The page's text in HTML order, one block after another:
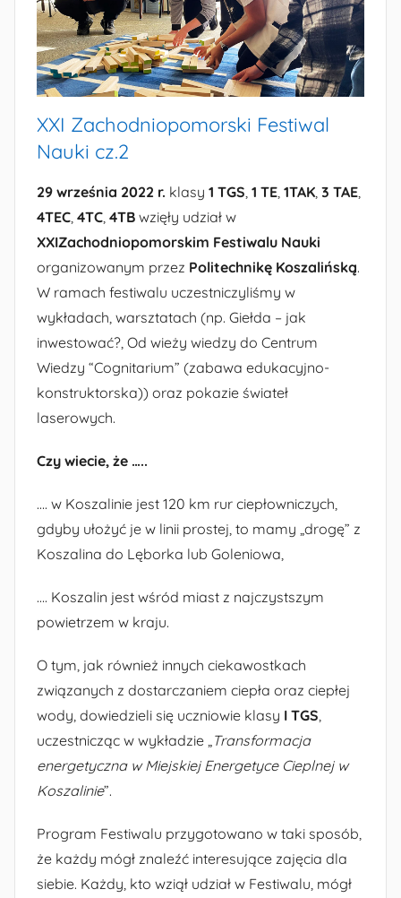
XXI Zachodniopomorski Festiwal
Nauki cz.2
29 września 2022 r. klasy 1 TGS 1 TE 1TAK 3 TAE
4TEC 4TC 4TB wzięły udział w
XXIZachodniopomorskim Festiwalu Nauki
organizowanym przez Politechnikę Koszalińską.
W ramach festiwalu uczestniczyliśmy w
wykładach, warsztatach (np. Giełda – jak
inwestować?, Od wieży wiedzy do Centrum
Wiedzy “Cognitarium” (zabawa edukacyjno-
konstruktorska)) oraz pokazie świateł
laserowych.
Czy wiecie, że …..
…. w Koszalinie jest 120 km rur ciepłowniczych,
gdyby ułożyć je w linii prostej, to mamy „drogę” z
Koszalina do Lęborka lub Goleniowa,
…. Koszalin jest wśród miast z najczystszym
powietrzem w kraju.
O tym, jak również innych ciekawostkach
związanych z dostarczaniem ciepła oraz ciepłej
wody, dowiedzieli się uczniowie klasy I TGS
uczestnicząc w wykładzie „ Transformacja
energetyczna w Miejskiej Energetyce Cieplnej w
Koszalinie”.
Program Festiwalu przygotowano w taki sposób,
że każdy mógł znaleźć interesujące zajęcia dla
siebie. Każdy, kto wziął udział w Festiwalu, mógł